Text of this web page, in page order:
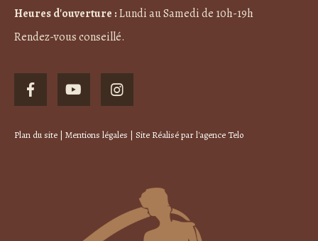
Heures d'ouverture :Lundi au Samedi de 10h-19h
Rendez-vous conseillé.
Plan du site | Mentions légales | Site Réalisé parl'agence Telo